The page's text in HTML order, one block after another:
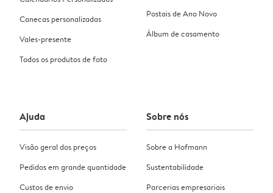
Canecas personalizadas
Vales-presente
Todos os produtos de foto
Postais de Ano Novo
Álbum de casamento
Ajuda
Visão geral dos preços
Pedidos em grande quantidade
Custos de envio
Sobre nós
Sobre a Hofmann
Sustentabilidade
Parcerias empresariais